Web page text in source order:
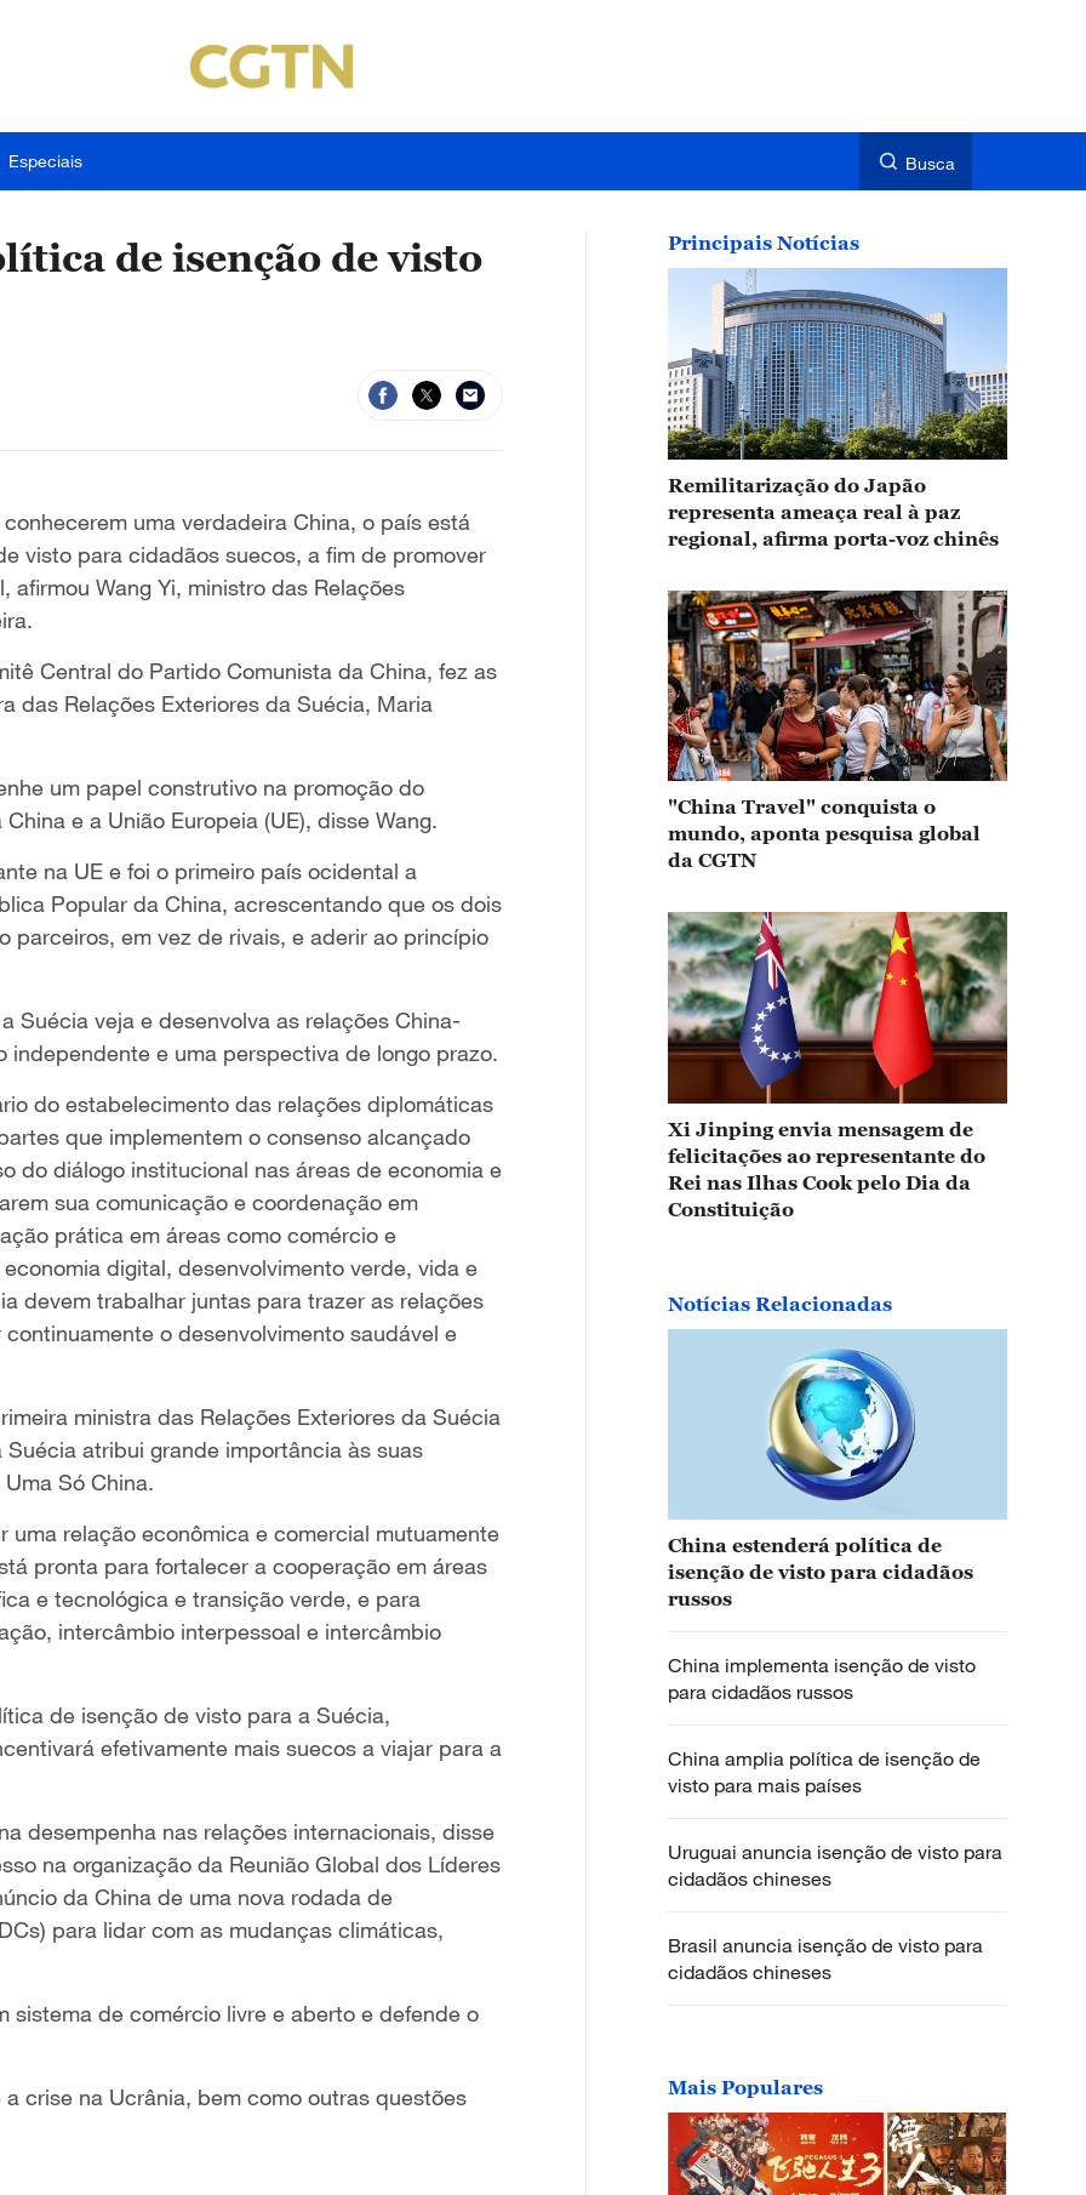
Especiais Busca
de isenção de visto
uma verdadeira China, o país está
visto para cidadãos suecos, a fim de promover
Wang Yi, ministro das Relações
Central do Partido Comunista da China, fez as
das Relações Exteriores da Suécia, Maria
um papel construtivo na promoção do
e a União Europeia (UE), disse Wang.
na UE e foi o primeiro país ocidental a
Popular da China, acrescentando que os dois
parceiros, em vez de rivais, e aderir ao princípio
Suécia veja e desenvolva as relações China-
e uma perspectiva de longo prazo.
do estabelecimento das relações diplomáticas
que implementem o consenso alcançado
do diálogo institucional nas áreas de economia e
sua comunicação e coordenação em
prática em áreas como comércio e
digital, desenvolvimento verde, vida e
devem trabalhar juntas para trazer as relações
o desenvolvimento saudável e
ministra das Relações Exteriores da Suécia
atribui grande importância às suas
Só China.
relação econômica e comercial mutuamente
pronta para fortalecer a cooperação em áreas
e tecnológica e transição verde, e para
intercâmbio interpessoal e intercâmbio
de isenção de visto para a Suécia,
efetivamente mais suecos a viajar para a
desempenha nas relações internacionais, disse
na organização da Reunião Global dos Líderes
da China de uma nova rodada de
para lidar com as mudanças climáticas,
sistema de comércio livre e aberto e defende o
crise na Ucrânia, bem como outras questões
Principais Notícias
Remilitarização do Japão
representa ameaça real à paz
regional, afirma porta-voz chinês
"China Travel" conquista o
mundo, aponta pesquisa global
da CGTN
Xi Jinping envia mensagem de
felicitações ao representante do
Rei nas Ilhas Cook pelo Dia da
Constituição
Notícias Relacionadas
China estenderá política de
isenção de visto para cidadãos
russos
China implementa isenção de visto
para cidadãos russos
China amplia política de isenção de
visto para mais países
Uruguai anuncia isenção de visto para
cidadãos chineses
Brasil anuncia isenção de visto para
cidadãos chineses
Mais Populares